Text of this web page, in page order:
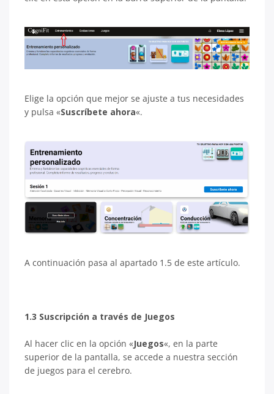
Elige la opción que mejor se ajuste a tus necesidades
y pulsa «Suscríbete ahora«.
A continuación pasa al apartado 1.5 de este artículo.
1.3 Suscripción a través de Juegos
Al hacer clic en la opción «Juegos«, en la parte
superior de la pantalla, se accede a nuestra sección
de juegos para el cerebro.